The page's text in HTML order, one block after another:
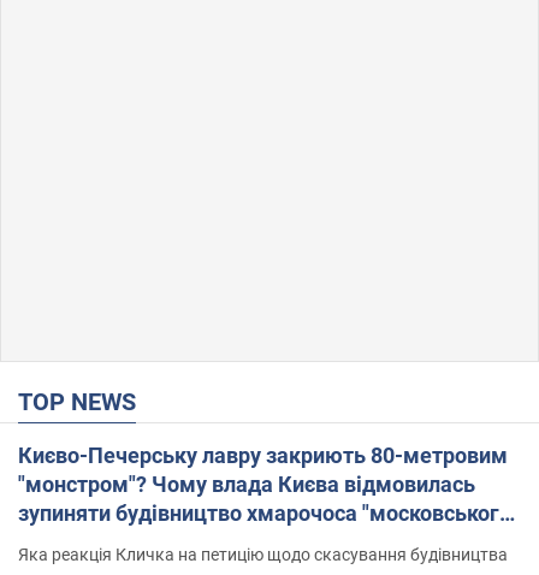
TOP NEWS
Києво-Печерську лавру закриють 80-метровим
"монстром"? Чому влада Києва відмовилась
зупиняти будівництво хмарочоса "московського
вірянина"
Яка реакція Кличка на петицію щодо скасування будівництва